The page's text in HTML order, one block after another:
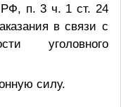
п. 3 ч. 1 ст. 24
в связи с
уголовного
силу.